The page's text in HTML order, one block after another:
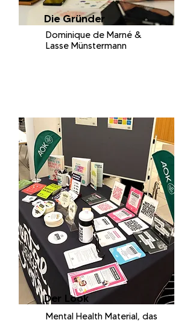
Die Gründer
Dominique de Marné &
Lasse Münstermann
Der Look
Mental Health Material, das